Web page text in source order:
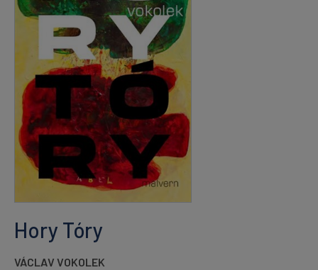
Hory Tóry
VÁCLAV VOKOLEK